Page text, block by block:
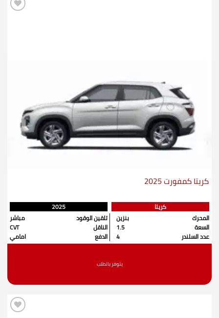
كريتا كمفورت 2025
كريتا
2025
المحرك
بنزين
السعة
1.5
عدد السلندر
4
تلقين الوقود
مباشر
الناقل
CVT
الدفع
امامي
يتوفر بالطلب